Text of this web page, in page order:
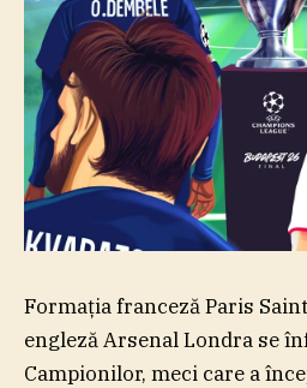
Formaţia franceză Paris
engleză Arsenal Londra se
Campionilor, meci care a